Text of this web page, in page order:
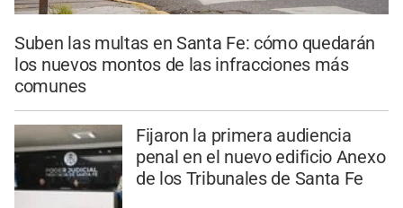
Suben las multas en Santa Fe: cómo quedarán
los nuevos montos de las infracciones más
comunes
Fijaron la primera audiencia
penal en el nuevo edificio Anexo
de los Tribunales de Santa Fe